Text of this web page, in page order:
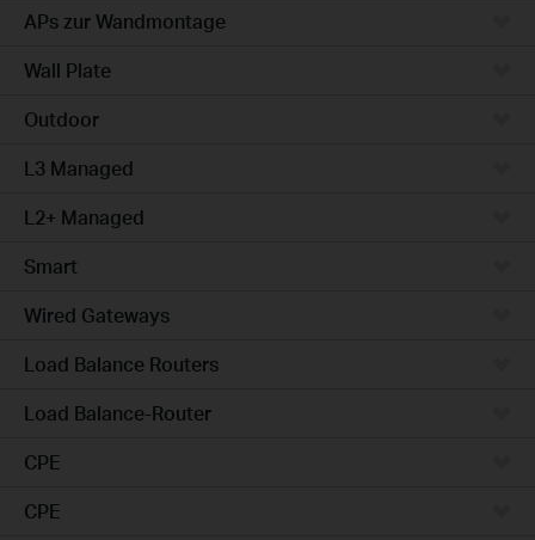
APs zur Wandmontage
Wall Plate
Outdoor
L3 Managed
L2+ Managed
Smart
Wired Gateways
Load Balance Routers
Load Balance-Router
CPE
CPE